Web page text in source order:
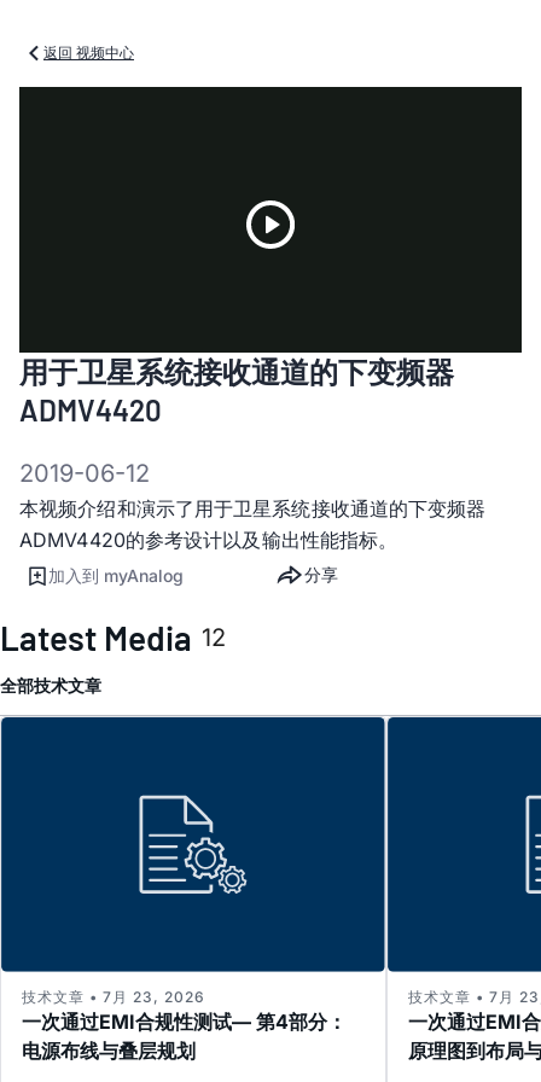
返回 视频中心
Video
用于卫星系统接收通道的下变频器
ADMV4420
2019-06-12
本视频介绍和演示了用于卫星系统接收通道的下变频器
ADMV4420的参考设计以及输出性能指标。
加入到 myAnalog 分享
Latest Media 12
全部技术文章
一次通过EMI合规性测试— 第4部分：
电源布线与叠层规划
技术文章 • 7月 23, 2026
一次通过EMI
原理图到布局
技术文章 • 7月